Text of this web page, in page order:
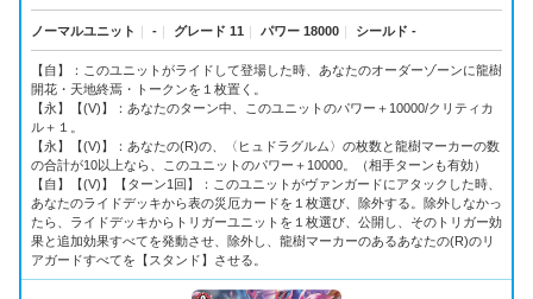
ノーマルユニット ｜ - ｜ グレード 11 ｜ パワー 18000 ｜ シールド -
【自】：このユニットがライドして登場した時、あなたのオーダーゾーンに龍樹
開花・天地終焉・トークンを１枚置く。
【永】【(V)】：あなたのターン中、このユニットのパワー＋10000/クリティカ
ル＋１。
【永】【(V)】：あなたの(R)の、〈ヒュドラグルム〉の枚数と龍樹マーカーの数
の合計が10以上なら、このユニットのパワー＋10000。（相手ターンも有効）
【自】【(V)】【ターン1回】：このユニットがヴァンガードにアタックした時、
あなたのライドデッキから表の災厄カードを１枚選び、除外する。除外しなかっ
たら、ライドデッキからトリガーユニットを１枚選び、公開し、そのトリガー効
果と追加効果すべてを発動させ、除外し、龍樹マーカーのあるあなたの(R)のリ
アガードすべてを【スタンド】させる。